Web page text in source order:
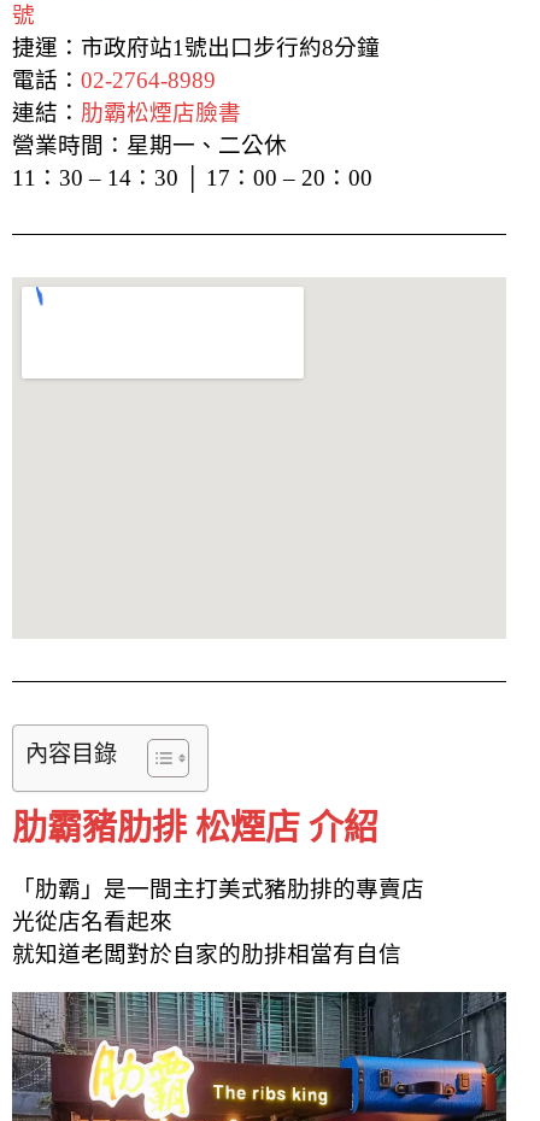
號
捷運：市政府站1號出口步行約8分鐘
電話： 02-2764-8989
連結： 肋霸松煙店臉書
營業時間：星期一、二公休
11：30 – 14：30 │ 17：00 – 20：00
內容目錄
肋霸豬肋排 松煙店 介紹
「肋霸」是一間主打美式豬肋排的專賣店
光從店名看起來
就知道老闆對於自家的肋排相當有自信